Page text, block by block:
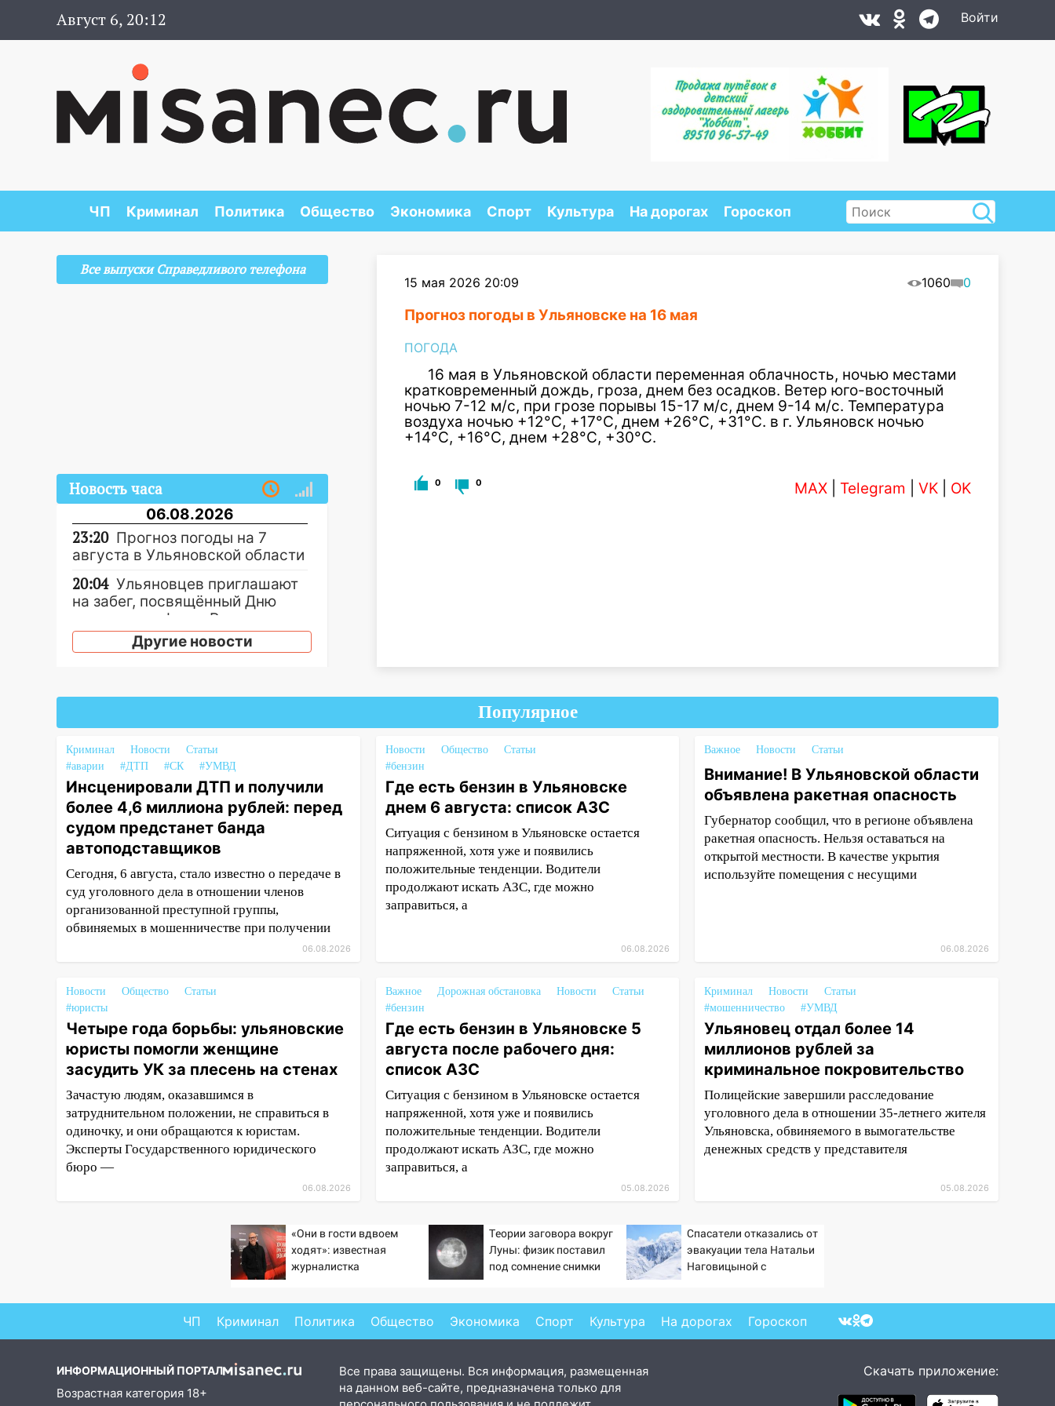
Август 6, 20:12 Войти
ЧП Криминал Политика Общество Экономика Спорт Культура На дорогах Гороскоп
15 мая 2026 20:09 1060 0
Прогноз погоды в Ульяновске на 16 мая
ПОГОДА
16 мая в Ульяновской области переменная облачность, ночью местами
кратковременный дождь, гроза, днем без осадков. Ветер юго-восточный
ночью 7-12 м/с, при грозе порывы 15-17 м/с, днем 9-14 м/с. Температура
воздуха ночью +12°С, +17°С, днем +26°С, +31°С. в г. Ульяновск ночью
+14°С, +16°С, днем +28°С, +30°С.
0 0 MAX Telegram VK OK
Все выпуски Справедливого телефона
Новость часа
06.08.2026
23:20 Прогноз погоды на 7
августа в Ульяновской области
20:04 Ульяновцев приглашают
на забег, посвящённый Дню
воздушного флота России
19:12 В Ульяновской области
прошлого своего сотрудник
18:02 В Ульяновск едут звезды
баскетбола!
17:08
Ульяновский областной
суд оставил в силе приговор
руководству
«УльяновскФармации» за
махинации на 3,2 млн рублей
16:09 Ветераны легкой
атлетики из Ульяновска
успешно выступили на
Чемпионате России
зерновых и зернобобовых
культур
15:51 Бросила кирпич в жену
брата: в Ульяновской области
завели дело на агрессивную
15:47 На улице Радищева
сбили курьера: крупная авария
в Ульяновске
15:15
В Ульяновске ограничат
движение по улице Ефремова
14:23 67% ульяновцев готовы
передумать увольняться, если
им повысят зарплату
14:01 Инсценировали ДТП и
получили более 4,6 миллиона
Другие новости
Популярное
Криминал Новости
Статьи
#аварии
#ДТП #СК #УМВД
Инсценировали ДТП и получили
более 4,6 миллиона рублей: перед
судом предстанет банда
автоподставщиков
Сегодня, 6 августа, стало известно о передаче в
суд уголовного дела в отношении членов
организованной преступной группы,
обвиняемых в мошенничестве при получении
06.08.2026
Новости Общество
Статьи
#бензин
Где есть бензин в Ульяновске
днем 6 августа: список АЗС
Ситуация с бензином в Ульяновске остается
напряженной, хотя уже и появились
положительные тенденции. Водители
продолжают искать АЗС, где можно
заправиться, а
06.08.2026
Важное Новости Статьи
Внимание! В Ульяновской области
объявлена ракетная опасность
Губернатор сообщил, что в регионе объявлена
ракетная опасность. Нельзя оставаться на
открытой местности. В качестве укрытия
используйте помещения с несущими
06.08.2026
Новости Общество
Статьи
#юристы
Четыре года борьбы: ульяновские
юристы помогли женщине
засудить УК за плесень на стенах
Зачастую людям, оказавшимся в
затруднительном положении, не справиться в
одиночку, и они обращаются к юристам.
Эксперты Государственного юридического
бюро —
06.08.2026
Важное Дорожная обстановка Новости
Статьи
#бензин
Где есть бензин в Ульяновске 5
августа после рабочего дня:
список АЗС
Ситуация с бензином в Ульяновске остается
напряженной, хотя уже и появились
положительные тенденции. Водители
продолжают искать АЗС, где можно
заправиться, а
05.08.2026
Криминал Новости
Статьи
#мошенничество
#УМВД
Ульяновец отдал более 14
миллионов рублей за
криминальное покровительство
Полицейские завершили расследование
уголовного дела в отношении 35-летнего жителя
Ульяновска, обвиняемого в вымогательстве
денежных средств у представителя
05.08.2026
«Они в гости вдвоем
ходят»: известная
журналистка
Теории заговора вокруг
Луны: физик поставил
под сомнение снимки
Спасатели отказались от
эвакуации тела Натальи
Наговицыной с
ЧП Криминал Политика Общество Экономика Спорт Культура На дорогах Гороскоп
ИНФОРМАЦИОННЫЙ ПОРТАЛ
Возрастная категория 18+
Все права защищены. Вся информация, размещенная
на данном веб-сайте, предназначена только для
Скачать приложение: